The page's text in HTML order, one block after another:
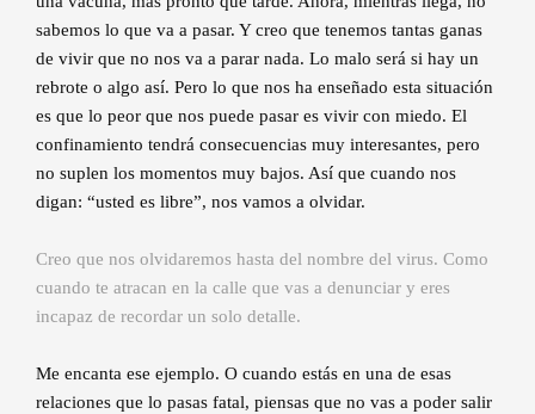
sabemos lo que va a pasar. Y creo que tenemos tantas ganas
de vivir que no nos va a parar nada. Lo malo será si hay un
rebrote o algo así. Pero lo que nos ha enseñado esta situación
es que lo peor que nos puede pasar es vivir con miedo. El
confinamiento tendrá consecuencias muy interesantes, pero
no suplen los momentos muy bajos. Así que cuando nos
digan: “usted es libre”, nos vamos a olvidar.
Creo que nos olvidaremos hasta del nombre del virus. Como
cuando te atracan en la calle que vas a denunciar y eres
incapaz de recordar un solo detalle.
Me encanta ese ejemplo. O cuando estás en una de esas
relaciones que lo pasas fatal, piensas que no vas a poder salir